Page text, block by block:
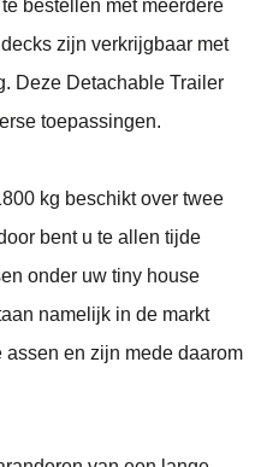
bestellen met meerdere
zijn verkrijgbaar met
Deze Detachable Trailer
toepassingen.
kg beschikt over twee
bent u te allen tijde
onder uw tiny house
namelijk in de markt
en zijn mede daarom